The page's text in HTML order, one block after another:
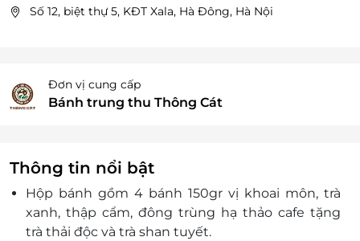
Số 12, biệt thự 5, KĐT Xala, Hà Đông, Hà Nội
Đơn vị cung cấp
Bánh trung thu Thông Cát
Thông tin nổi bật
Hộp bánh gồm 4 bánh 150gr vị khoai môn, trà
xanh, thập cẩm, đông trùng hạ thảo cafe tặng
trà thải độc và trà shan tuyết.